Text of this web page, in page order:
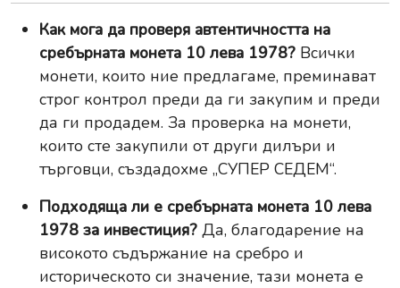
Как мога да проверя автентичността на
сребърната монета 10 лева 1978? Всички
монети, които ние предлагаме, преминават
строг контрол преди да ги закупим и преди
да ги продадем. За проверка на монети,
които сте закупили от други дилъри и
търговци, създадохме „СУПЕР СЕДЕМ“.
Подходяща ли е сребърната монета 10 лева
1978 за инвестиция? Да, благодарение на
високото съдържание на сребро и
историческото си значение, тази монета е